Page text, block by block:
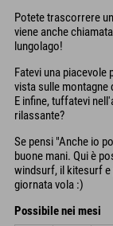
Potete trascorrere
viene anche
lungolago!
Fatevi una
vista sulle
E infine, tuffatevi
rilassante?
Se pensi "Anche io
buone mani. Qui è
windsurf, il kitesurf
giornata vola :)
Possibile nei mesi